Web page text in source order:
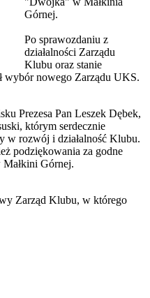
Górnej.
Po sprawozdaniu z
działalności Zarządu
Klubu oraz stanie
wybór nowego Zarządu UKS.
Prezesa Pan Leszek Dębek,
którym serdecznie
w rozwój i działalność Klubu.
podziękowania za godne
Górnej.
Zarząd Klubu, w którego